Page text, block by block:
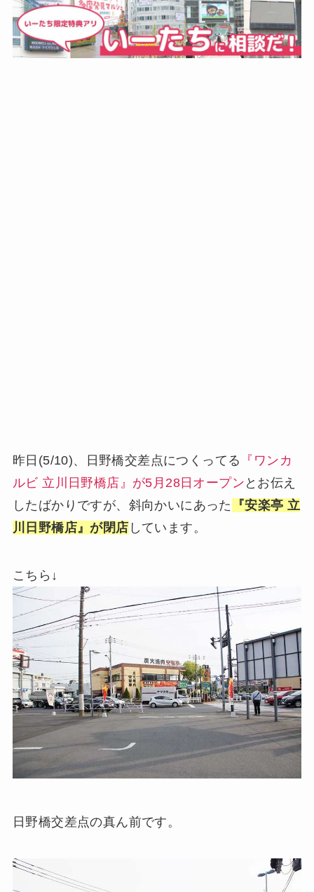
昨日(5/10)、日野橋交差点につくってる
『ワンカ
ルビ 立川日野橋店』が5月28日オープン とお伝え
したばかりですが、斜向かいにあった
『安楽亭 立
川日野橋店』が閉店 しています。
こちら↓
日野橋交差点の真ん前です。